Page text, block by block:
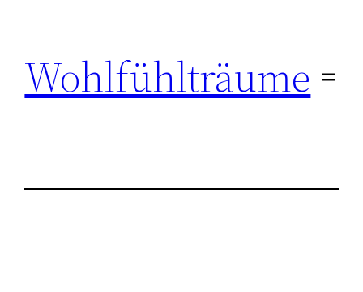
springen
Wohlfühlträume